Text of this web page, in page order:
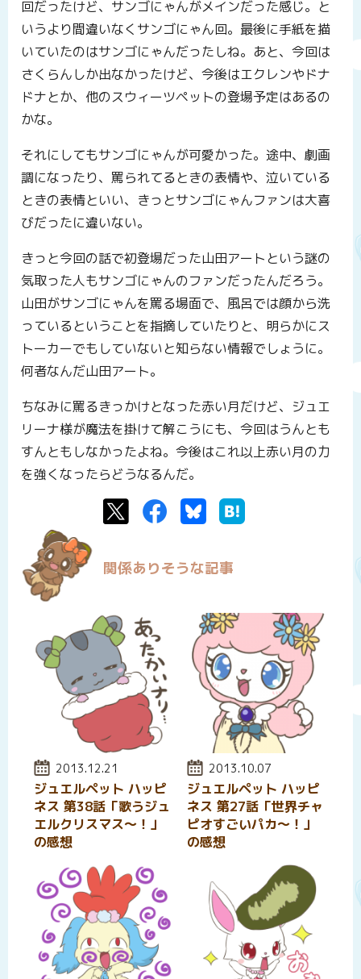
回だったけど、サンゴにゃんがメインだった感じ。と
いうより間違いなくサンゴにゃん回。最後に手紙を描
いていたのはサンゴにゃんだったしね。あと、今回は
さくらんしか出なかったけど、今後はエクレンやドナ
ドナとか、他のスウィーツペットの登場予定はあるの
かな。
それにしてもサンゴにゃんが可愛かった。途中、劇画
調になったり、罵られてるときの表情や、泣いている
ときの表情といい、きっとサンゴにゃんファンは大喜
びだったに違いない。
きっと今回の話で初登場だった山田アートという謎の
気取った人もサンゴにゃんのファンだったんだろう。
山田がサンゴにゃんを罵る場面で、風呂では顔から洗
っているということを指摘していたりと、明らかにス
トーカーでもしていないと知らない情報でしょうに。
何者なんだ山田アート。
ちなみに罵るきっかけとなった赤い月だけど、ジュエ
リーナ様が魔法を掛けて解こうにも、今回はうんとも
すんともしなかったよね。今後はこれ以上赤い月の力
を強くなったらどうなるんだ。
TwitterFacebookBluesky
関係ありそうな記事
投稿日:
2013.12.21
ジュエルペット ハッピ
ネス 第38話「歌うジュ
エルクリスマス〜！」
の感想
投稿日:
2013.10.07
ジュエルペット ハッピ
ネス 第27話「世界チャ
ピオすごいパカ～！」
の感想